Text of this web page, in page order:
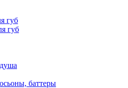
губ
губ
баттеры